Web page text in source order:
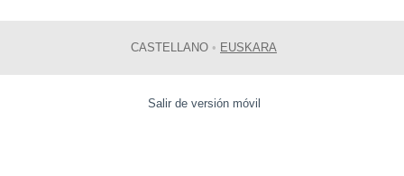
CASTELLANO • EUSKARA
Salir de versión móvil